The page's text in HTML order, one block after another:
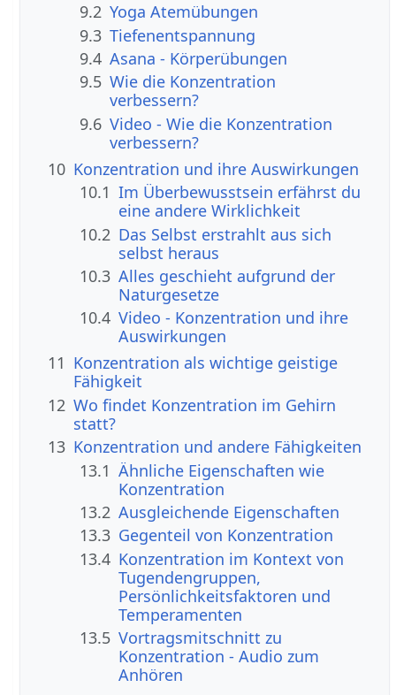
9.2 Yoga Atemübungen
9.3 Tiefenentspannung
9.4 Asana - Körperübungen
9.5 Wie die Konzentration
verbessern?
9.6 Video - Wie die Konzentration
verbessern?
10 Konzentration und ihre Auswirkungen
10.1 Im Überbewusstsein erfährst du
eine andere Wirklichkeit
10.2 Das Selbst erstrahlt aus sich
selbst heraus
10.3 Alles geschieht aufgrund der
Naturgesetze
10.4 Video - Konzentration und ihre
Auswirkungen
11 Konzentration als wichtige geistige
Fähigkeit
12 Wo findet Konzentration im Gehirn
statt?
13 Konzentration und andere Fähigkeiten
13.1 Ähnliche Eigenschaften wie
Konzentration
13.2 Ausgleichende Eigenschaften
13.3 Gegenteil von Konzentration
13.4 Konzentration im Kontext von
Tugendengruppen,
Persönlichkeitsfaktoren und
Temperamenten
13.5 Vortragsmitschnitt zu
Konzentration - Audio zum
Anhören